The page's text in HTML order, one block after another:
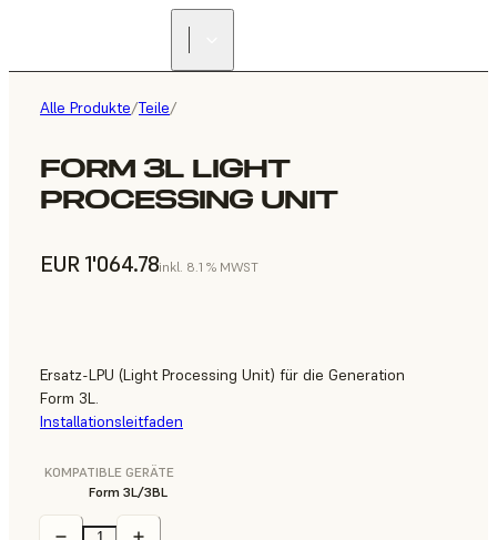
Alle Produkte/Teile/
FORM 3L LIGHT
PROCESSING UNIT
EUR 1'064.78inkl. 8.1 % MWST
Ersatz-LPU (Light Processing Unit) für die Generation
Form 3L.
Installationsleitfaden
KOMPATIBLE GERÄTE
Form 3L/3BL